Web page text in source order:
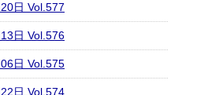
日 Vol.577
日 Vol.576
日 Vol.575
日 Vol.574